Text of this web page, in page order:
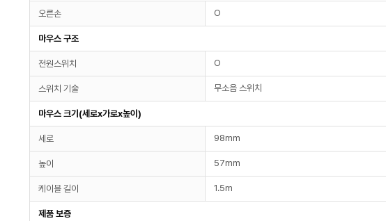
오른손 O
마우스 구조
전원스위치 O
스위치 기술 무소음 스위치
마우스 크기(세로x가로x높이)
세로 98mm
높이 57mm
케이블 길이 1.5m
제품 보증